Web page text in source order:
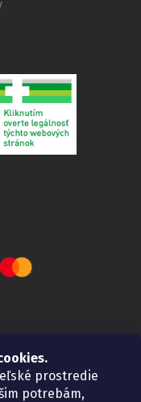
prostredie
potrebám,